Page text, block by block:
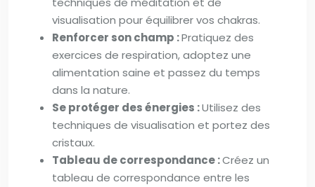
visualisation pour équilibrer vos chakras.
Renforcer son champ :Pratiquez des
exercices de respiration, adoptez une
alimentation saine et passez du temps
dans la nature.
Se protéger des énergies :Utilisez des
techniques de visualisation et portez des
cristaux.
Tableau de correspondance :Créez un
tableau de correspondance entre les